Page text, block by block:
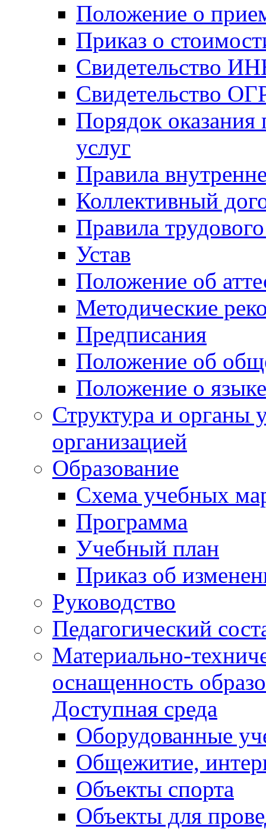
Положение о
Приказ о
Свидетельство
Свидетельство
Порядок оказания
услуг
Правила
Коллективный
Правила
Устав
Положение об
Методические
Предписания
Положение об
Положение о языке
Структура и органы
организацией
Образование
Схема учебных
Программа
Учебный план
Приказ об
Руководство
Педагогический
Материально-
оснащенность
Доступная среда
Оборудованные
Общежитие,
Объекты спорта
Объекты для